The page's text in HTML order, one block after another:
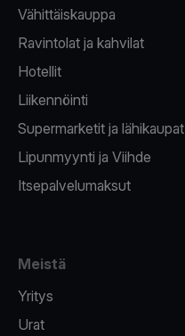
Vähittäiskauppa
Ravintolat ja kahvilat
Hotellit
Liikennöinti
Supermarketit ja lähikaupat
Lipunmyynti ja Viihde
Itsepalvelumaksut
Meistä
Yritys
Urat